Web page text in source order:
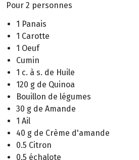
Pour 2 personnes
1 Panais
1 Carotte
1 Oeuf
Cumin
1 c. à s. de Huile
120 g de Quinoa
Bouillon de légumes
30 g de Amande
1 Ail
40 g de Crème d'amande
0.5 Citron
0.5 échalote